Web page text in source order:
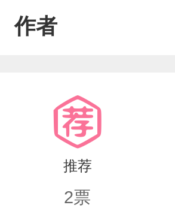
作者
推荐
2票